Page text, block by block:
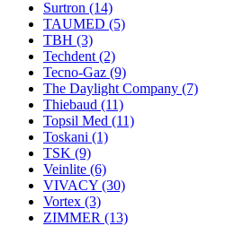
Surtron (14)
TAUMED (5)
TBH (3)
Techdent (2)
Tecno-Gaz (9)
The Daylight Company (7)
Thiebaud (11)
Topsil Med (11)
Toskani (1)
TSK (9)
Veinlite (6)
VIVACY (30)
Vortex (3)
ZIMMER (13)